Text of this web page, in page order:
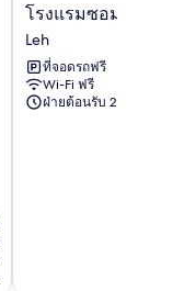
โรงแรม
ซอม
เดย์
Leh
โรงแรมซอมเดย์
Leh
ที่จอดรถฟรี
Wi-Fi ฟรี
ฝ่ายต้อนรับ 24 ชั่วโมง